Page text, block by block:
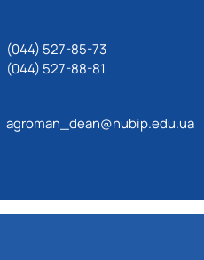
(044) 527-85-73
(044) 527-88-81
agroman_dean@nubip.edu.ua